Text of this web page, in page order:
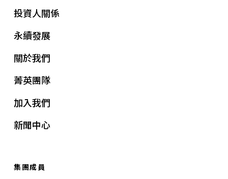
投資人關係
永續發展
關於我們
菁英團隊
加入我們
新聞中心
集團成員